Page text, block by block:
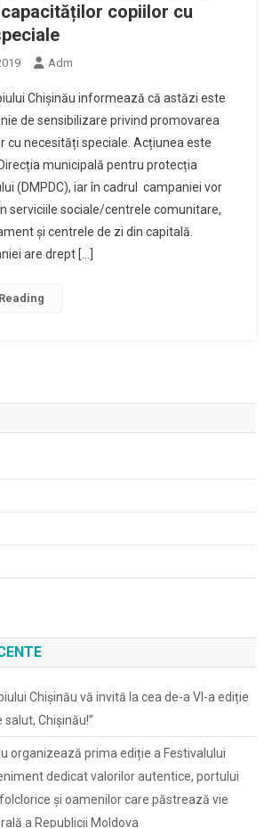
copiilor cu
Adm
Chișinău informează că astăzi este
de sensibilizare privind promovarea
cu necesități speciale. Acțiunea este
municipală pentru protecția
(DMPDC), iar în cadrul campaniei vor
serviciile sociale/centrele comunitare,
și centrele de zi din capitală.
are drept […]
Chișinău vă invită la cea de-a VI-a ediție
salut, Chișinău!”
organizează prima ediție a Festivalului
dedicat valorilor autentice, portului
și oamenilor care păstrează vie
a Republicii Moldova